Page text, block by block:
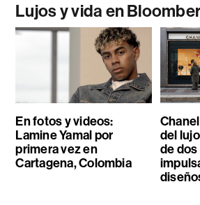
Lujos y vida en
En fotos y videos:
Lamine Yamal por
primera vez en
Cartagena, Colombia
del
de